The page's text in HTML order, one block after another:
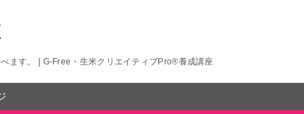
ます。 | G-Free・生米クリエイティブPro®︎養成講座